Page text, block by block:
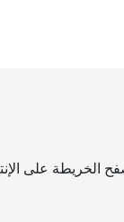
الخريطة على